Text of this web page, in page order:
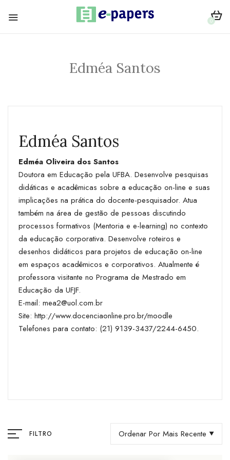
0
Edméa Santos
Edméa Santos
Edméa Oliveira dos Santos
Doutora em Educação pela UFBA. Desenvolve pesquisas
didáticas e acadêmicas sobre a educação on-line e suas
implicações na prática do docente-pesquisador. Atua
também na área de gestão de pessoas discutindo
processos formativos (Mentoria e e-learning) no contexto
da educação corporativa. Desenvolve roteiros e
desenhos didáticos para projetos de educação on-line
em espaços acadêmicos e corporativos. Atualmente é
professora visitante no Programa de Mestrado em
Educação da UFJF.
E-mail: mea2@uol.com.br
Site: http://www.docenciaonline.pro.br/moodle
Telefones para contato: (21) 9139-3437/2244-6450.
FILTRO Ordenar Por Mais Recente